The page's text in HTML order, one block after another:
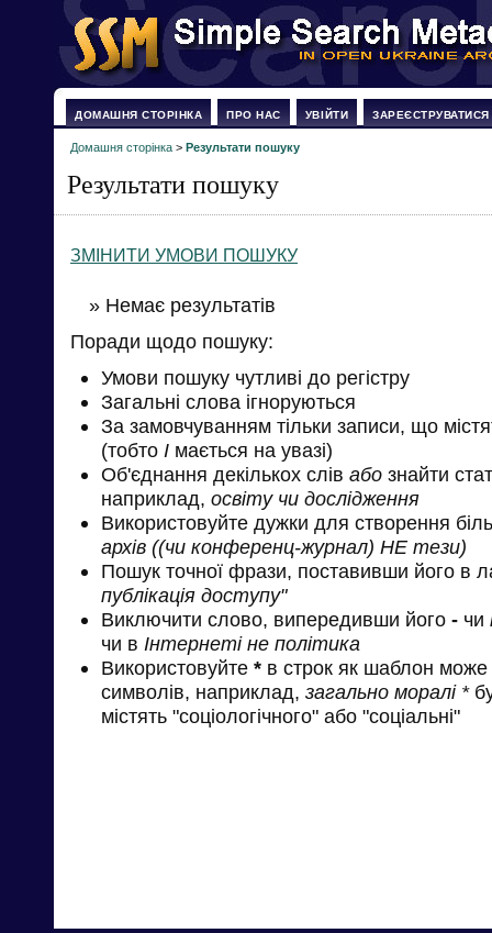
ДОМАШНЯ СТОРІНКА ПРО НАС УВІЙТИ ЗАРЕЄСТРУВАТИСЯ
Домашня сторінка > Результати пошуку
Результати пошуку
ЗМІНИТИ УМОВИ ПОШУКУ
» Немає результатів
Поради щодо пошуку:
Умови пошуку чутливі до регістру
Загальні слова ігноруються
За замовчуванням тільки записи, що
(тобто І мається на увазі)
Об'єднання декількох слів або знайти
наприклад, освіту чи дослідження
Використовуйте дужки для створення
архів ((чи конференц-журнал) НЕ тези)
Пошук точної фрази, поставивши його в
публікація доступу"
Виключити слово, випередивши його - чи
чи в Інтернеті не політика
Використовуйте * в строк як шаблон може
символів, наприклад, загально моралі *
містять "соціологічного" або "соціальні"